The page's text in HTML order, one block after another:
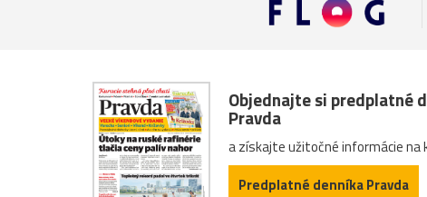
Objednajte si predplatné
Pravda
a získajte užitočné informácie na
Predplatné denníka Pravda